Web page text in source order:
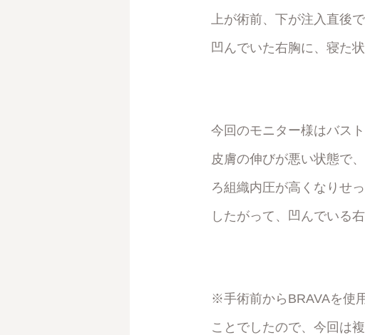
上が術前、下が注入直後で
凹んでいた右胸に、寝た
今回のモニター様はバス
皮膚の伸びが悪い状態で
ろ組織内圧が高くなりせ
したがって、凹んでいる
※手術前からBRAVAを使
ことでしたので、今回は